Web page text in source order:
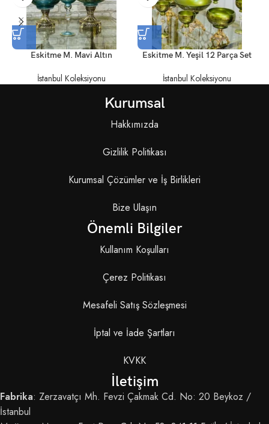
Eskitme M. Mavi Altın
İstanbul Koleksiyonu
Eskitme M. Yeşil 12 Parça Set
İstanbul Koleksiyonu
Kurumsal
Hakkımızda
Gizlilik Politikası
Kurumsal Çözümler ve İş Birlikleri
Bize Ulaşın
Önemli Bilgiler
Kullanım Koşulları
Çerez Politikası
Mesafeli Satış Sözleşmesi
İptal ve İade Şartları
KVKK
İletişim
Fabrika: Zerzavatçı Mh. Fevzi Çakmak Cd. No: 20 Beykoz /
İstanbul